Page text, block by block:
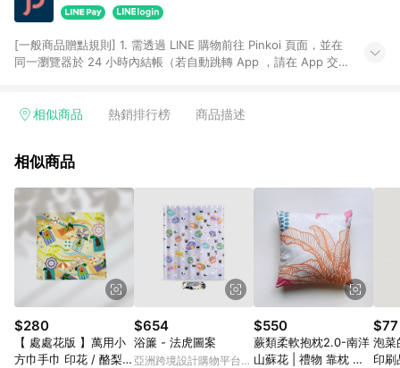
[一般商品贈點規則] 1. 需透過 LINE 購物前往 Pinkoi 頁面，並在
同一瀏覽器於 24 小時內結帳（若自動跳轉 App ，請在 App 交
回饋訂單不得享有 Pinkoi 站方優惠，例如首購優惠，P coins，
行為，不具贈點資格，部分退款不在此限。 6. APP 請更新至
貨後 45 天後發送。 8. 群眾募資商品，禮物卡，開館保證金，補
運費，攤位費等不具贈點資格。 9. LINE 購物站上之商品規格、
顏色、價位、贈品如與 Pinkoi 商品資訊頁及購物車不符，以
Pinkoi 購物商品資訊頁及購物車標示為準。 10. 點數紅包使用規
則請以點數紅包活動說明為準。 11. 若於 LINE 購物前往 Pinkoi
頁面後才首次下載 Pinkoi APP 並完成訂單，不符合導購資格；承
上，首次下載 Pinkoi APP 後，需透過 LINE 購物前往 Pinkoi 頁
面，方享導購資格。
相似商品 熱銷排行榜 商品描述
相似商品
$280
【 處處花版 】萬用小
方巾手巾 印花 / 酪梨去
$654
浴簾 - 法虎圖案
亞洲跨境設計購物平台
$550
蕨類柔軟抱枕2.0-南洋
山蘇花 | 禮物 靠枕 午
$77
泡菜
印刷